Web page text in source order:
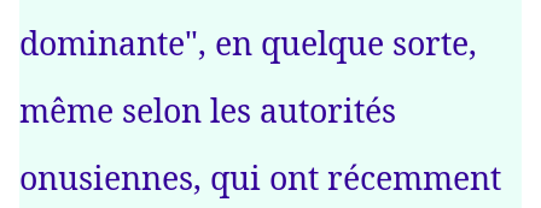
dominante", en quelque sorte,
même selon les autorités
onusiennes, qui ont récemment